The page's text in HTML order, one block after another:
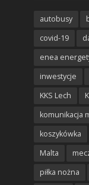
autobusy
covid-19
enea
inwestycje
KKS Lech
komunikacja
koszykówka
Malta
piłka nożna